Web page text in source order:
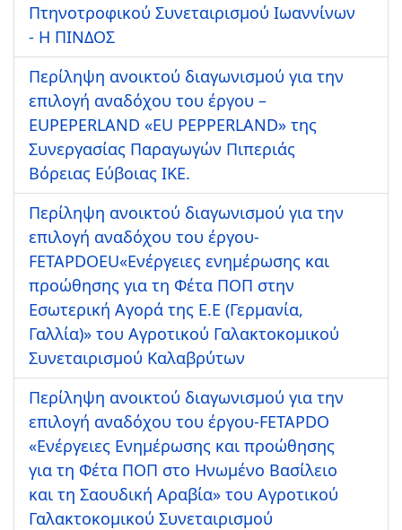
Πτηνοτροφικού Συνεταιρισμού Ιωαννίνων
- Η ΠΙΝΔΟΣ
Περίληψη ανοικτού διαγωνισμού για την
επιλογή αναδόχου του έργου –
EUPEPERLAND «EU PEPPERLAND» της
Συνεργασίας Παραγωγών Πιπεριάς
Βόρειας Εύβοιας ΙΚΕ.
Περίληψη ανοικτού διαγωνισμού για την
επιλογή αναδόχου του έργου-
FETAPDOEU«Ενέργειες ενημέρωσης και
προώθησης για τη Φέτα ΠΟΠ στην
Εσωτερική Αγορά της Ε.Ε (Γερμανία,
Γαλλία)» τoυ Αγροτικού Γαλακτοκομικού
Συνεταιρισμού Καλαβρύτων
Περίληψη ανοικτού διαγωνισμού για την
επιλογή αναδόχου του έργου-FETAPDO
«Ενέργειες Ενημέρωσης και προώθησης
για τη Φέτα ΠΟΠ στο Ηνωμένο Βασίλειο
και τη Σαουδική Αραβία» τoυ Αγροτικού
Γαλακτοκομικού Συνεταιρισμού